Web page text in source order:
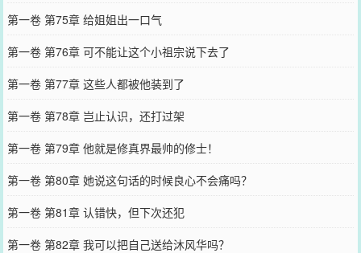
第一卷 第75章 给姐姐出一口气
第一卷 第76章 可不能让这个小祖宗说下去了
第一卷 第77章 这些人都被他装到了
第一卷 第78章 岂止认识，还打过架
第一卷 第79章 他就是修真界最帅的修士！
第一卷 第80章 她说这句话的时候良心不会痛吗？
第一卷 第81章 认错快，但下次还犯
第一卷 第82章 我可以把自己送给沐风华吗？